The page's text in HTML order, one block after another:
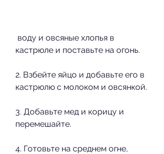
кастрюле и поставьте на огонь.
2. Взбейте яйцо и добавьте его в
кастрюлю с молоком и овсянкой.
3. Добавьте мед и корицу и
перемешайте.
4. Готовьте на среднем огне,